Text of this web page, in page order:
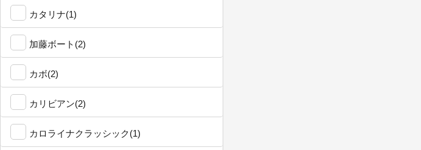
カタリナ(1)
加藤ボート(2)
カボ(2)
カリビアン(2)
カロライナクラッシック(1)